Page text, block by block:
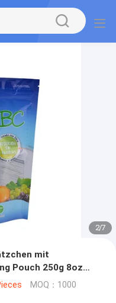
2/7
mit
Pouch 250g 8oz
MOQ：1000